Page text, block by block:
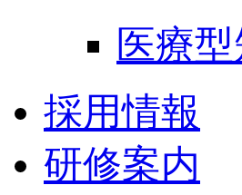
医療
採用情報
研修案内